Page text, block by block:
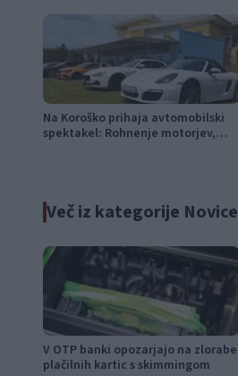
Na Koroško prihaja avtomobilski
spektakel: Rohnenje motorjev,
Več iz kategorije Novice
V OTP banki opozarjajo na zlorabe
plačilnih kartic s skimmingom